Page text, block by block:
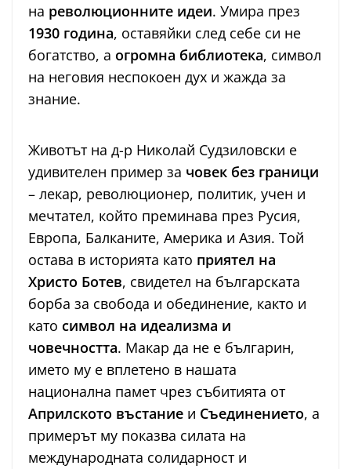
на революционните идеи. Умира през
1930 година, оставяйки след себе си не
богатство, а огромна библиотека, символ
на неговия неспокоен дух и жажда за
знание.
Животът на д-р Николай Судзиловски е
удивителен пример за човек без граници
– лекар, революционер, политик, учен и
мечтател, който преминава през Русия,
Европа, Балканите, Америка и Азия. Той
остава в историята като приятел на
Христо Ботев, свидетел на българската
борба за свобода и обединение, както и
като символ на идеализма и
човечността. Макар да не е българин,
името му е вплетено в нашата
национална памет чрез събитията от
Априлското въстание и Съединението, а
примерът му показва силата на
международната солидарност и